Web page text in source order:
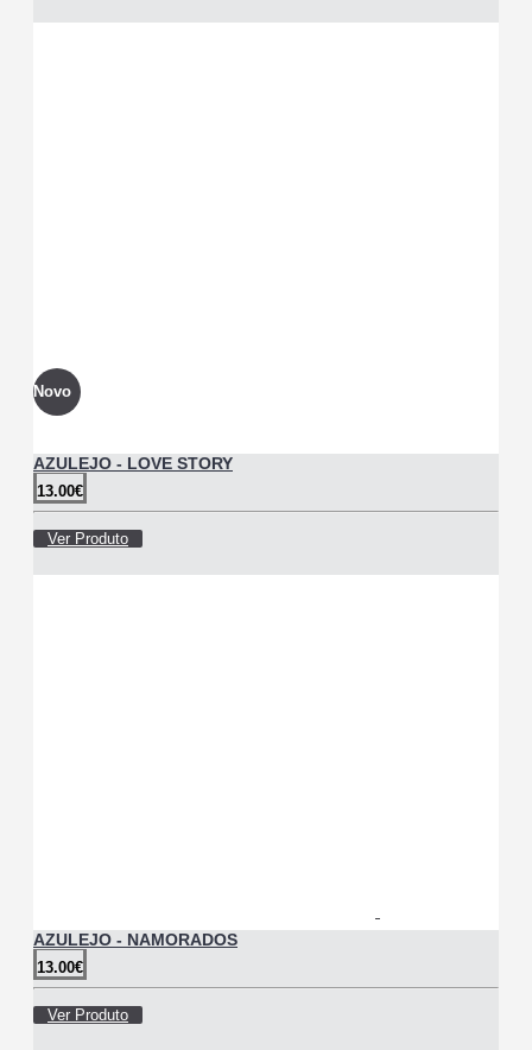
Novo
AZULEJO - LOVE STORY
13.00€
Ver Produto
AZULEJO - NAMORADOS
13.00€
Ver Produto